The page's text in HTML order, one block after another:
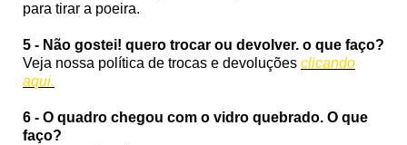
para tirar a poeira.
5 - Não gostei! quero trocar ou devolver. o que faço?
Veja nossa política de trocas e devoluções clicando
aqui.
6 - O quadro chegou com o vidro quebrado. O que
faço?